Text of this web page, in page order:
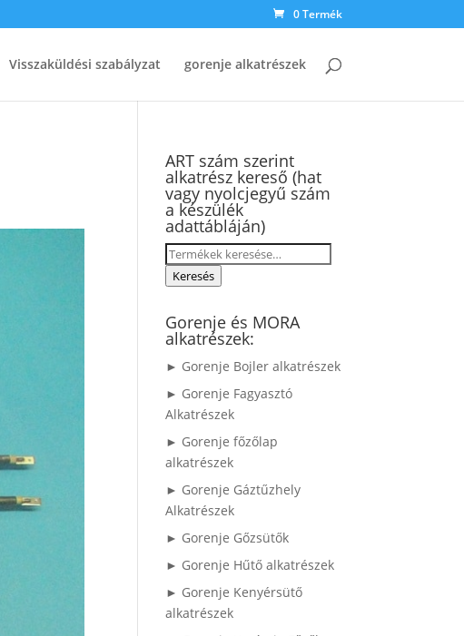
0 Termék
Visszaküldési szabályzat gorenje alkatrészek
ART szám szerint
alkatrész kereső (hat
vagy nyolcjegyű szám
a készülék
adattábláján)
Keresés
a Keresés
Gorenje és MORA
alkatrészek:
► Gorenje Bojler alkatrészek
► Gorenje Fagyasztó
Alkatrészek
► Gorenje főzőlap
alkatrészek
► Gorenje Gáztűzhely
Alkatrészek
► Gorenje Gőzsütők
► Gorenje Hűtő alkatrészek
► Gorenje Kenyérsütő
alkatrészek